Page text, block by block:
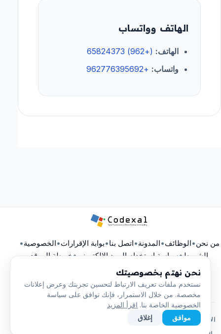
الهاتف وواتساب
الهاتف: (+962) 65824373
واتساب: +962776395692
من نحن•الوظائف•المدونة•اتصل بنا•بوابة الإقرارات•الخصوصية•
الشروط•سياسة استخدام البريد الإلكتروني•خريطة الموقع
الاعتمادات شهادة تسجيل الشركة
نحن نهتم بخصوصيتك
نستخدم ملفات تعريف الارتباط لتحسين تجربتك وعرض إعلانات
مخصصة. من خلال الاستمرار، فإنك توافق على سياسة
الخصوصية الخاصة بنا. اقرأ المزيد
موافق إغلاق